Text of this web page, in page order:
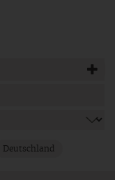
Deutschland